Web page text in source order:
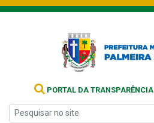
PORTAL DA TRANSPARÊNCIA